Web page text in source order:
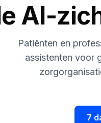
AI-
Patiënten en
assistenten voor
7